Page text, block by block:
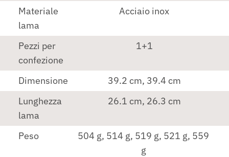
Materiale
lama
Acciaio inox
Pezzi per
confezione
1+1
Dimensione
39.2 cm, 39.4 cm
Lunghezza
lama
26.1 cm, 26.3 cm
Peso
504 g, 514 g, 519 g, 521 g, 559
g